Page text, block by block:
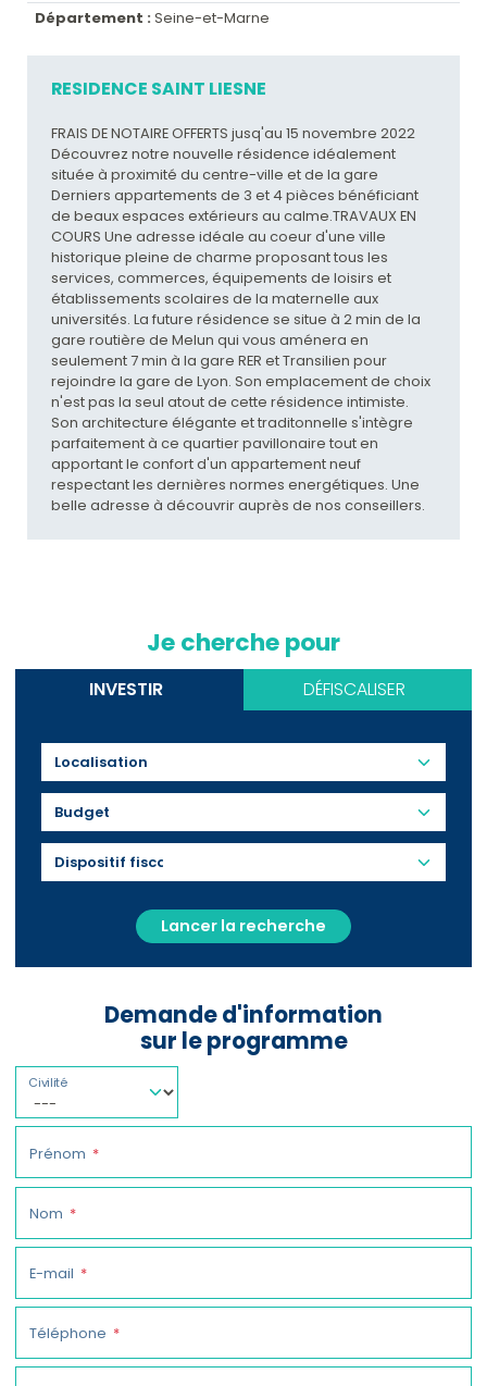
Département : Seine-et-Marne
RESIDENCE SAINT LIESNE
FRAIS DE NOTAIRE OFFERTS jusq'au 15 novembre 2022
Découvrez notre nouvelle résidence idéalement
située à proximité du centre-ville et de la gare
Derniers appartements de 3 et 4 pièces bénéficiant
de beaux espaces extérieurs au calme.TRAVAUX EN
COURS Une adresse idéale au coeur d'une ville
historique pleine de charme proposant tous les
services, commerces, équipements de loisirs et
établissements scolaires de la maternelle aux
universités. La future résidence se situe à 2 min de la
gare routière de Melun qui vous aménera en
seulement 7 min à la gare RER et Transilien pour
rejoindre la gare de Lyon. Son emplacement de choix
n'est pas la seul atout de cette résidence intimiste.
Son architecture élégante et traditonnelle s'intègre
parfaitement à ce quartier pavillonaire tout en
apportant le confort d'un appartement neuf
respectant les dernières normes energétiques. Une
belle adresse à découvrir auprès de nos conseillers.
Je cherche pour
INVESTIR DÉFISCALISER
Budget
Lancer la recherche
Demande d'information
sur le programme
Civilité
Prénom
Nom
E-mail
Téléphone